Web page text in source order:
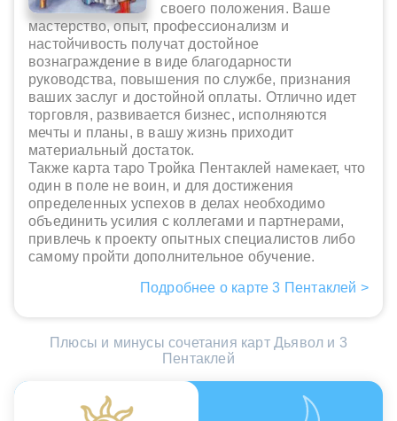
своего положения. Ваше
мастерство, опыт, профессионализм и
настойчивость получат достойное
вознаграждение в виде благодарности
руководства, повышения по службе, признания
ваших заслуг и достойной оплаты. Отлично идет
торговля, развивается бизнес, исполняются
мечты и планы, в вашу жизнь приходит
материальный достаток.
Также карта таро Тройка Пентаклей намекает, что
один в поле не воин, и для достижения
определенных успехов в делах необходимо
объединить усилия с коллегами и партнерами,
привлечь к проекту опытных специалистов либо
самому пройти дополнительное обучение.
Подробнее о карте 3 Пентаклей >
Плюсы и минусы сочетания карт Дьявол и 3
Пентаклей